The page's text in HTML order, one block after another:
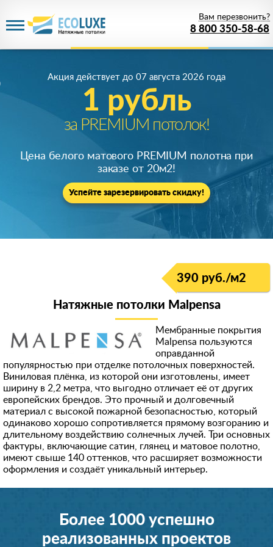
8 800 350-58-68
Вам перезвонить?
1 рубль
за PREMIUM потолок!
Акция действует до 07 августа 2026 года
Цена белого матового PREMIUM полотна при
заказе от 20м2!
Успейте зарезервировать скидку!
390 руб./м2
Натяжные потолки Malpensa
Мембранные покрытия
Malpensa пользуются
оправданной
популярностью при отделке потолочных поверхностей.
Виниловая плёнка, из которой они изготовлены, имеет
ширину в 2,2 метра, что выгодно отличает её от других
европейских брендов. Это прочный и долговечный
материал с высокой пожарной безопасностью, который
одинаково хорошо сопротивляется прямому возгоранию и
длительному воздействию солнечных лучей. Три основных
фактуры, включающие сатин, глянец и матовое полотно,
имеют свыше 140 оттенков, что расширяет возможности
оформления и создаёт уникальный интерьер.
Более 1000 успешно
реализованных проектов